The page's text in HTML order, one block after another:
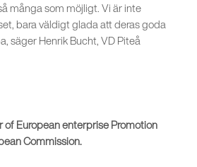
många som möjligt. Vi är inte
bara väldigt glada att deras goda
säger Henrik Bucht, VD Piteå
of European enterprise Promotion
Commission.